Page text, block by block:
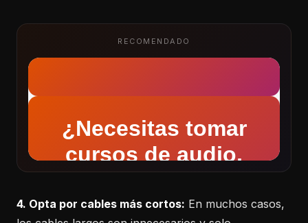
RECOMENDADO
4. Opta por cables más cortos: En muchos casos,